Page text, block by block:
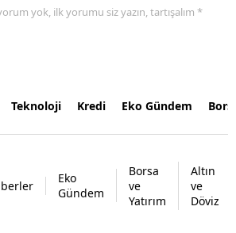
yok, ilk yorumu siz yazın, tartışalım *
Teknoloji Kredi Eko Gündem
Eko
Gündem
Borsa
ve
Yatırım
Altın
ve
Döviz